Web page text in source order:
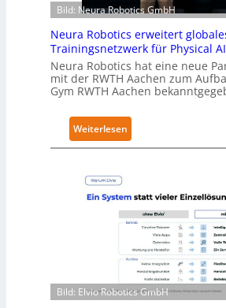
l
t
l
t
S
e
c
u
t
L
e
v
l
2
Bild: Neura Robotics GmbH
Neura Robotics erweitert
Trainingsnetzwerk für Physical AI
Neura Robotics hat eine neue
mit der RWTH Aachen zum
Gym RWTH Aachen
Weiterlesen
N
r
a
R
b
t
Bild: Elvio Robotics GmbH